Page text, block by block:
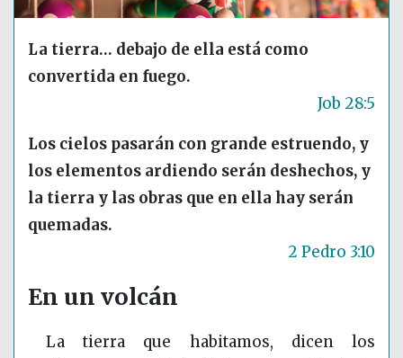
La tierra… debajo de ella está como
convertida en fuego.
Job 28:5
Los cielos pasarán con grande estruendo, y
los elementos ardiendo serán deshechos, y
la tierra y las obras que en ella hay serán
quemadas.
2 Pedro 3:10
En un volcán
La tierra que habitamos, dicen los